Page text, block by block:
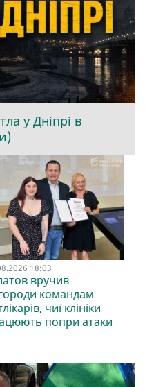
у Дніпрі в
18:03
вручив
командам
чиї клініки
попри атаки